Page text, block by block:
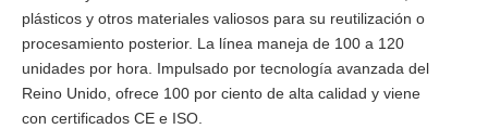
plásticos y otros materiales valiosos para su reutilización o
procesamiento posterior. La línea maneja de 100 a 120
unidades por hora. Impulsado por tecnología avanzada del
Reino Unido, ofrece 100 por ciento de alta calidad y viene
con certificados CE e ISO.